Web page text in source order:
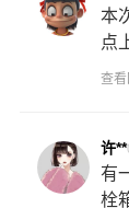
本
点
查看
许**
有
栓